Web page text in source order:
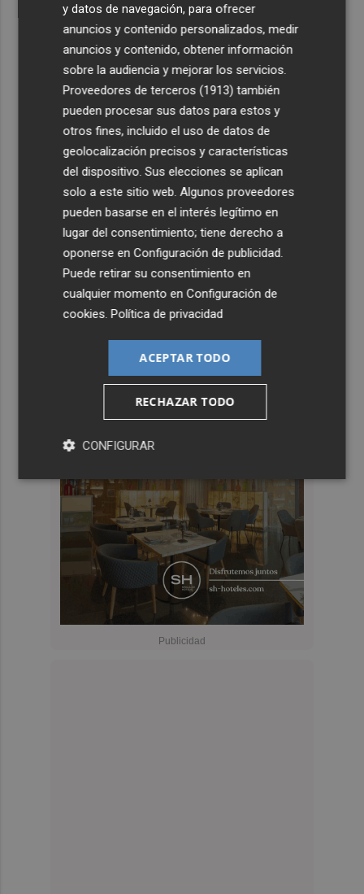
y datos de navegación, para ofrecer
anuncios y contenido personalizados, medir
anuncios y contenido, obtener información
sobre la audiencia y mejorar los servicios.
Proveedores de terceros (1913) también
pueden procesar sus datos para estos y
otros fines, incluido el uso de datos de
geolocalización precisos y características
del dispositivo. Sus elecciones se aplican
solo a este sitio web. Algunos proveedores
pueden basarse en el interés legítimo en
lugar del consentimiento; tiene derecho a
oponerse enConfiguración de publicidad.
Puede retirar su consentimiento en
cualquier momento enConfiguración de
cookies.Política de privacidad
ACEPTAR TODO
RECHAZAR TODO
CONFIGURAR